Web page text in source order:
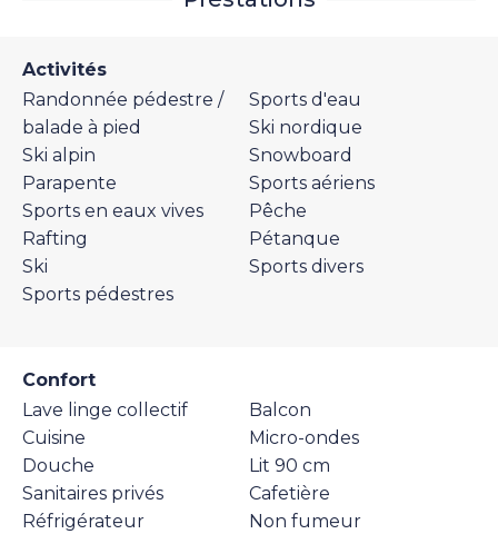
Activités
Randonnée pédestre /
balade à pied
Ski alpin
Parapente
Sports en eaux vives
Rafting
Ski
Sports pédestres
Sports d'eau
Ski nordique
Snowboard
Sports aériens
Pêche
Pétanque
Sports divers
Confort
Lave linge collectif
Cuisine
Douche
Sanitaires privés
Réfrigérateur
Balcon
Micro-ondes
Lit 90 cm
Cafetière
Non fumeur